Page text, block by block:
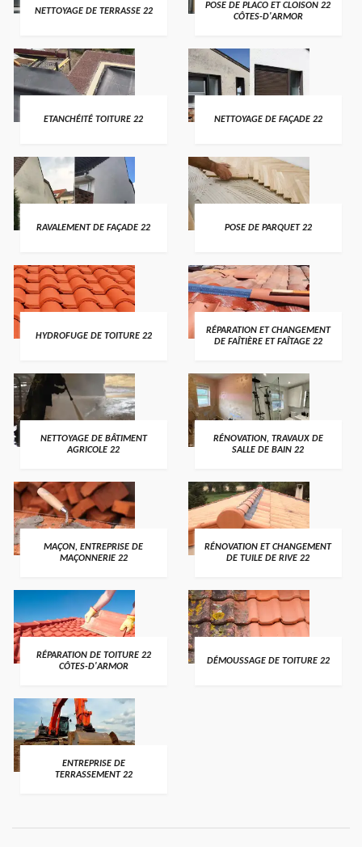
NETTOYAGE DE TERRASSE 22
POSE DE PLACO ET CLOISON 22
CÔTES-D'ARMOR
ETANCHÉITÉ TOITURE 22 NETTOYAGE DE FAÇADE 22
RAVALEMENT DE FAÇADE 22 POSE DE PARQUET 22
HYDROFUGE DE TOITURE 22
RÉPARATION ET CHANGEMENT
DE FAÎTIÈRE ET FAÎTAGE 22
NETTOYAGE DE BÂTIMENT
AGRICOLE 22
RÉNOVATION, TRAVAUX DE
SALLE DE BAIN 22
MAÇON, ENTREPRISE DE
MAÇONNERIE 22
RÉNOVATION ET CHANGEMENT
DE TUILE DE RIVE 22
RÉPARATION DE TOITURE 22
CÔTES-D'ARMOR
DÉMOUSSAGE DE TOITURE 22
ENTREPRISE DE
TERRASSEMENT 22